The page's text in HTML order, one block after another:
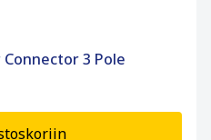
3 Pole